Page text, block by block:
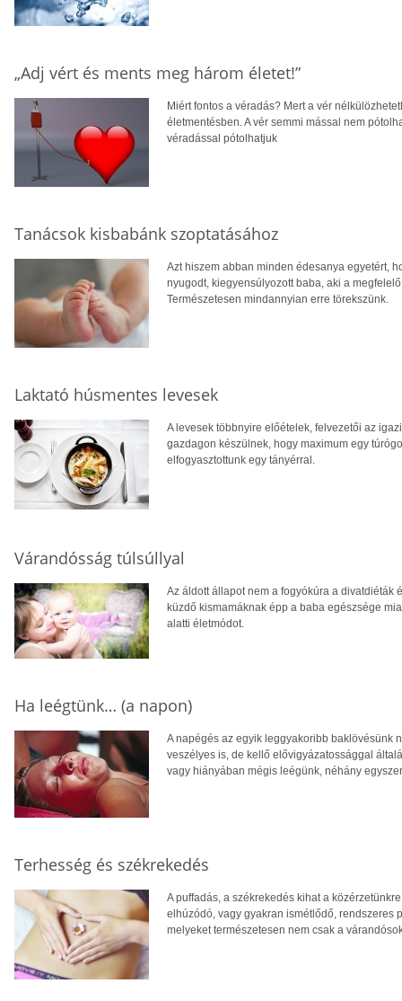
„Adj vért és ments meg három életet!”
Miért fontos a véradás? Mert a vér
életmentésben. A vér semmi mással nem
véradással pótolhatjuk
Tanácsok kisbabánk szoptatásához
Azt hiszem abban minden édesanya egyetért,
nyugodt, kiegyensúlyozott baba, aki a
Természetesen mindannyian erre törekszünk.
Laktató húsmentes levesek
A levesek többnyire előételek, felvezetői az
gazdagon készülnek, hogy maximum egy
elfogyasztottunk egy tányérral.
Várandósság túlsúllyal
Az áldott állapot nem a fogyókúra a divatdiéták
küzdő kismamáknak épp a baba egészsége
alatti életmódot.
Ha leégtünk… (a napon)
A napégés az egyik leggyakoribb baklövésünk
veszélyes is, de kellő elővigyázatossággal
vagy hiányában mégis leégünk, néhány
Terhesség és székrekedés
A puffadás, a székrekedés kihat a
elhúzódó, vagy gyakran ismétlődő, rendszeres
melyeket természetesen nem csak a